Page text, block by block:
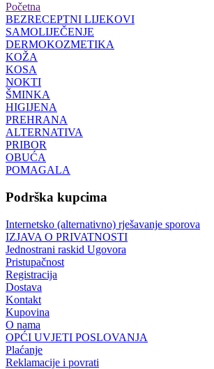
Početna
BEZRECEPTNI LIJEKOVI
SAMOLIJEČENJE
DERMOKOZMETIKA
KOŽA
KOSA
NOKTI
ŠMINKA
HIGIJENA
PREHRANA
ALTERNATIVA
PRIBOR
OBUĆA
POMAGALA
Podrška kupcima
Internetsko (alternativno) rješavanje sporova
IZJAVA O PRIVATNOSTI
Jednostrani raskid Ugovora
Pristupačnost
Registracija
Dostava
Kontakt
Kupovina
O nama
OPĆI UVJETI POSLOVANJA
Plaćanje
Reklamacije i povrati